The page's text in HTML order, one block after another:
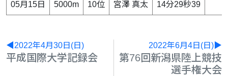
05月15日 5000m 10位 宮澤 真太 14分29秒39
◀2022年4月30日(日)
平成国際大学記録会
2022年6月4日(日)▶
第76回新潟県陸上競技
選手権大会